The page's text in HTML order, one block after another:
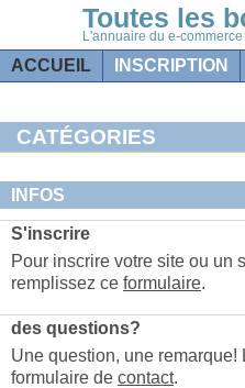
Toutes les
L'annuaire du e-commerce
ACCUEIL INSCRIPTION
CATÉGORIES
INFOS
S'inscrire
Pour inscrire votre site ou un
remplissez ce formulaire.
des questions?
Une question, une
formulaire de contact.